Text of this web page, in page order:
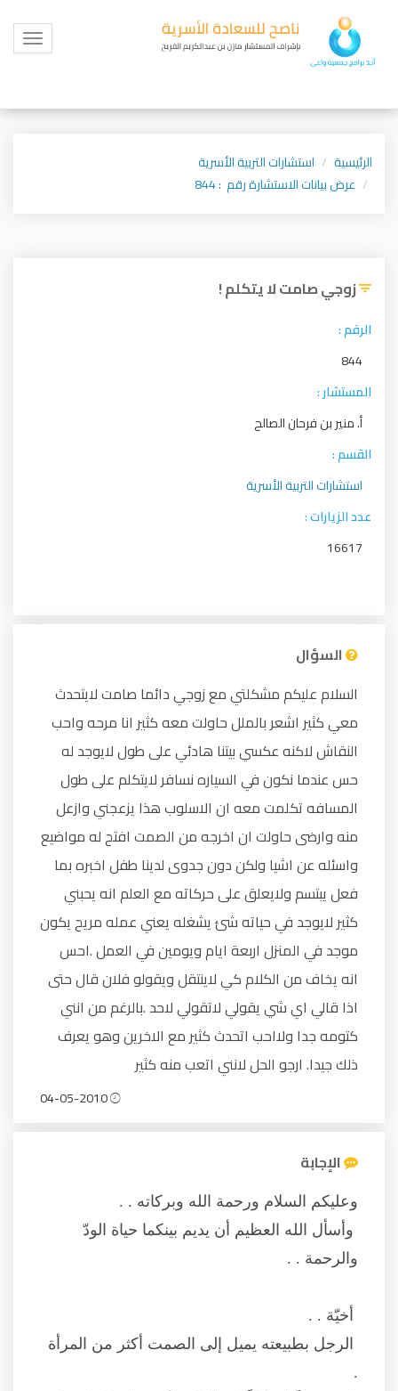
Toggle
الرئيسية
استشارات التربية الأسرية
عرض بيانات الاستشارة رقم : 844
زوجي صامت لا يتكلم !
الرقم :
844
المستشار :
أ. منير بن فرحان الصالح
القسم :
استشارات التربية الأسرية
عدد الزيارات :
16617
السؤال
السلام عليكم مشكلتي مع زوجي دائما صامت لايتحدث
معي كثير اشعر بالملل حاولت معه كثير انا مرحه واحب
النقاش لاكنه عكسي بيتنا هادئي على طول لايوجد له
حس عندما نكون في السياره نسافر لايتكلم على طول
المسافه تكلمت معه ان الاسلوب هذا يزعجني وازعل
منه وارضى حاولت ان اخرجه من الصمت افتح له مواضيع
واسئله عن اشيا ولكن دون جدوى لدينا طفل اخبره بما
فعل يبتسم ولايعلق على حركاته مع العلم انه يحبني
كثير لايوجد في حياته شئ يشغله يعني عمله مريح يكون
موجد في المنزل اربعة ايام ويومين في العمل .احس
انه يخاف من الكلام كي لاينتقل ويقولو فلان قال حتى
اذا قالي اي شي يقولي لاتقولي لاحد .بالرغم من انني
كتومه جدا ولااحب اتحدث كثير مع الاخرين وهو يعرف
ذلك جيدا. ارجو الحل لانني اتعب منه كثير
الإجابة
وعليكم السلام ورحمة الله وبركاته . .
وأسأل الله العظيم أن يديم بينكما حياة الودّ
والرحمة . .
أخيّة . .
الرجل بطبيعته يميل إلى الصمت أكثر من المرأة
.